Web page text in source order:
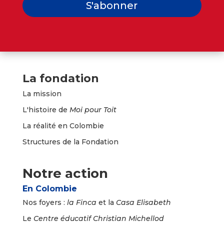
S'abonner
La fondation
La mission
L'histoire de Moi pour Toit
La réalité en Colombie
Structures de la Fondation
Notre action
En Colombie
Nos foyers : la Finca et la Casa Elisabeth
Le Centre éducatif Christian Michellod